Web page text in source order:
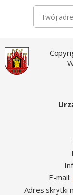
E-mail:
Adres skrytki